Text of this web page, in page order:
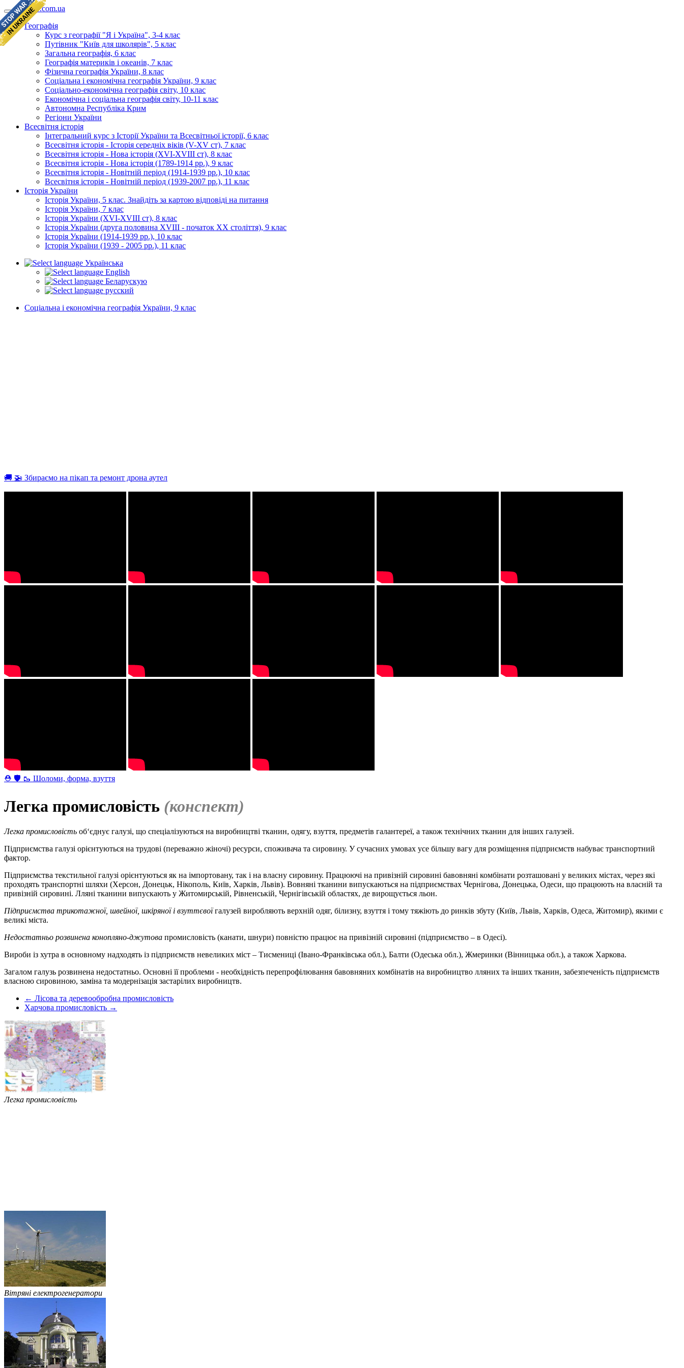
geomap.com.ua
Географія
Курс з географії "Я і Україна", 3-4 клас
Путівник "Київ для школярів", 5 клас
Загальна географія, 6 клас
Географія материків і океанів, 7 клас
Фізична географія України, 8 клас
Соціальна і економічна географія України, 9 клас
Соціально-економічна географія світу, 10 клас
Економічна і соціальна географія світу, 10-11 клас
Автономна Республіка Крим
Регіони України
Всесвітня історія
Інтегральний курс з Історії України та Всесвітньої історії, 6 клас
Всесвітня історія - Історія середніх віків (V-XV ст), 7 клас
Всесвітня історія - Нова історія (XVI-XVIII ст), 8 клас
Всесвітня історія - Нова історія (1789-1914 рр.), 9 клас
Всесвітня історія - Новітній період (1914-1939 рр.), 10 клас
Всесвітня історія - Новітній період (1939-2007 рр.), 11 клас
Історія України
Історія України, 5 клас. Знайдіть за картою відповіді на питання
Історія України, 7 клас
Історія України (XVI-XVIII ст), 8 клас
Історія України (друга половина XVIII - початок XX століття), 9 клас
Історія України (1914-1939 рр.), 10 клас
Історія України (1939 - 2005 рр.), 11 клас
Українська
English
Беларускую
русский
Соціальна і економічна географія України, 9 клас
🚚 🚁 Збираємо на пікап та ремонт дрона аутел
⛑ 🛡 🥾 Шоломи, форма, взуття
Легка промисловість (конспект)
Легка промисловість об‘єднує галузі, що спеціалізуються на виробництві тканин, одягу, взуття, предметів галантереї, а також технічних тканин для інших галузей.
Підприємства галузі орієнтуються на трудові (переважно жіночі) ресурси, споживача та сировину. У сучасних умовах усе більшу вагу для розміщення підприємств набуває транспортний
фактор.
Підприємства текстильної галузі орієнтуються як на імпортовану, так і на власну сировину. Працюючі на привізній сировині бавовняні комбінати розташовані у великих містах, через які
проходять транспортні шляхи (Херсон, Донецьк, Нікополь, Київ, Харків, Львів). Вовняні тканини випускаються на підприємствах Чернігова, Донецька, Одеси, що працюють на власній та
привізній сировині. Лляні тканини випускають у Житомирській, Рівненській, Чернігівській областях, де вирощується льон.
Підприємства трикотажної, швейної, шкіряноїі взуттєвоїгалузей виробляють верхній одяг, білизну, взуття і тому тяжіють до ринків збуту (Київ, Львів, Харків, Одеса, Житомир), якими є
великі міста.
Недостатньо розвинена конопляно-джутова промисловість (канати, шнури) повністю працює на привізній сировині (підприємство – в Одесі).
Вироби із хутра в основному надходять із підприємств невеликих міст – Тисмениці (Івано-Франківська обл.), Балти (Одеська обл.), Жмеринки (Вінницька обл.), а також Харкова.
Загалом галузь розвинена недостатньо. Основні її проблеми - необхідність перепрофілювання бавовняних комбінатів на виробництво лляних та інших тканин, забезпеченість підприємств
власною сировиною, заміна та модернізація застарілих виробництв.
← Лісова та деревообробна промисловість
Харчова промисловість →
Легка промисловість
Вітряні електрогенератори